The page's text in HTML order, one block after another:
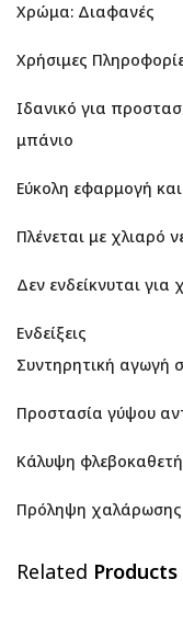
Χρώμα: Διαφανές
Χρήσιμες
Ιδανικό για
μπάνιο
Εύκολη εφαρμογή
Πλένεται με χλιαρό
Δεν ενδείκνυται
Ενδείξεις
Συντηρητική αγωγή
Προστασία γύψου
Κάλυψη
Πρόληψη
Related Products